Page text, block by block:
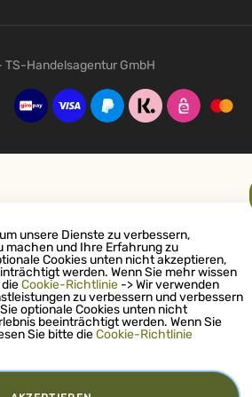
Handelsagentur GmbH
unsere Dienste zu verbessern,
machen und Ihre Erfahrung zu
Cookies unten nicht akzeptieren,
werden. Wenn Sie mehr wissen
Cookie-Richtlinie -> Wir verwenden
zu verbessern und verbessern
optionale Cookies unten nicht
beeinträchtigt werden. Wenn Sie
Sie bitte dieCookie-Richtlinie